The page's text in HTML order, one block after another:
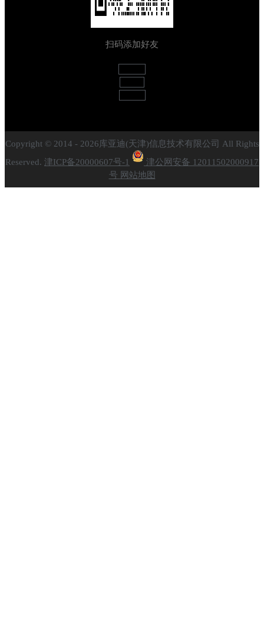
扫码添加好友
Copyright © 2014 - 2026库亚迪(天津)信息技术有限公司 All Rights
Reserved. 津ICP备20000607号-1
津公网安备 12011502000917
号 网站地图